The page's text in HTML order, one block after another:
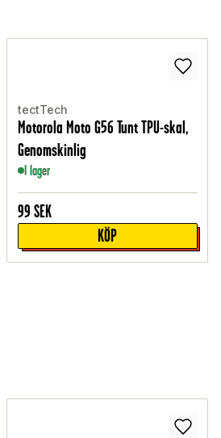
tectTech
Motorola Moto G56 Tunt TPU-skal,
Genomskinlig
I lager
99 SEK
KÖP